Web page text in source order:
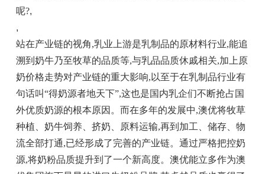
呢?,
,
站在产业链的视角,乳业上游是乳制品的原材料行业,能追
溯到奶牛乃至牧草的品质等,与乳品品质休戚相关,加上原
奶价格走势对产业链的重大影响,以至于在乳制品行业有
句话叫“得奶源者地天下”,这也是国内乳企们不断抢占国
外优质奶源的根本原因。而在多年的发展中,澳优将牧草
种植、奶牛饲养、挤奶、原料运输,再到加工、储存、物
流全部打通,已经形成了完善的产业链。通过严格把控奶
源,将奶粉品质提升到了一个新高度。澳优能立多作为澳